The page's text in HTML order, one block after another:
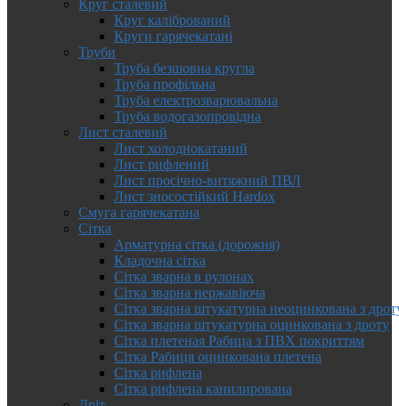
Круг сталевий
Круг калібрований
Круги гарячекатані
Труби
Труба безшовна кругла
Труба профільна
Труба електрозварювальна
Труба водогазопровідна
Лист сталевий
Лист холоднокатаний
Лист рифлений
Лист просічно-витяжний ПВЛ
Лист зносостійкий Hardox
Смуга гарячекатана
Сітка
Арматурна сітка (дорожня)
Кладочна сітка
Сітка зварна в рулонах
Сітка зварна нержавіюча
Сітка зварна штукатурна неоцинкована з
Сітка зварна штукатурна оцинкована з дроту
Сітка плетеная Рабица з ПВХ покриттям
Сітка Рабиця оцинкована плетена
Сітка рифлена
Сітка рифлена канилирована